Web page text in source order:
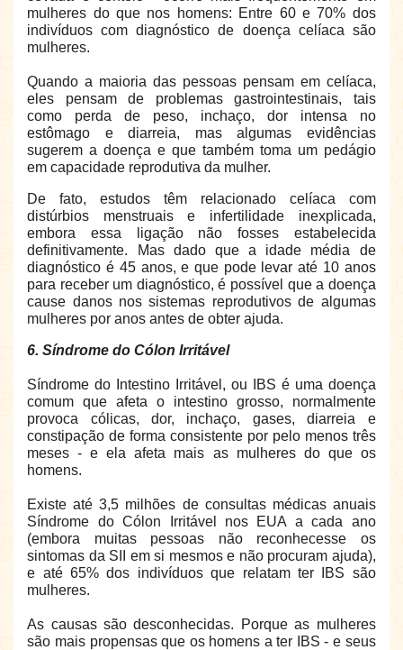
mulheres do que nos homens: Entre 60 e 70% dos
indivíduos com diagnóstico de doença celíaca são
mulheres.
Quando a maioria das pessoas pensam em celíaca,
eles pensam de problemas gastrointestinais, tais
como perda de peso, inchaço, dor intensa no
estômago e diarreia, mas algumas evidências
sugerem a doença e que também toma um pedágio
em capacidade reprodutiva da mulher.
De fato, estudos têm relacionado celíaca com
distúrbios menstruais e infertilidade inexplicada,
embora essa ligação não fosses estabelecida
definitivamente. Mas dado que a idade média de
diagnóstico é 45 anos, e que pode levar até 10 anos
para receber um diagnóstico, é possível que a doença
cause danos nos sistemas reprodutivos de algumas
mulheres por anos antes de obter ajuda.
6. Síndrome do Cólon Irritável
Síndrome do Intestino Irritável, ou IBS é uma doença
comum que afeta o intestino grosso, normalmente
provoca cólicas, dor, inchaço, gases, diarreia e
constipação de forma consistente por pelo menos três
meses - e ela afeta mais as mulheres do que os
homens.
Existe até 3,5 milhões de consultas médicas anuais
Síndrome do Cólon Irritável nos EUA a cada ano
(embora muitas pessoas não reconhecesse os
sintomas da SII em si mesmos e não procuram ajuda),
e até 65% dos indivíduos que relatam ter IBS são
mulheres.
As causas são desconhecidas. Porque as mulheres
são mais propensas que os homens a ter IBS - e seus